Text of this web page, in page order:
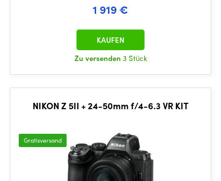
1 919 €
Zu versenden 3 Stück
KAUFEN
NIKON Z 5II + 24-50mm f/4-6.3 VR KIT
Gratisversand